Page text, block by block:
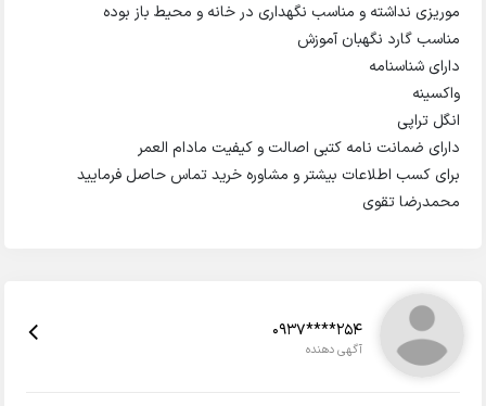
موریزی نداشته و مناسب نگهداری در خانه و محیط باز بوده
مناسب گارد نگهبان آموزش
دارای شناسنامه
واکسینه
انگل تراپی
دارای ضمانت نامه کتبی اصالت و کیفیت مادام العمر
برای کسب اطلاعات بیشتر و مشاوره خرید تماس حاصل فرمایید
محمدرضا تقوی
0937****254
آگهی دهنده